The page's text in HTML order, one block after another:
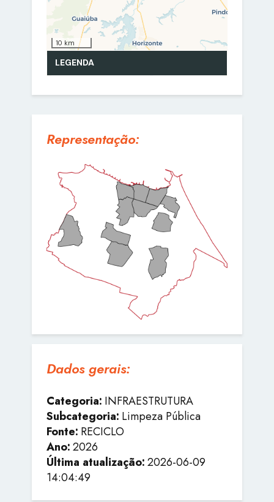
Representação:
Dados gerais:
Categoria: INFRAESTRUTURA
Subcategoria: Limpeza Pública
Fonte: RECICLO
Ano:2026
Última atualização:2026-06-09
14:04:49